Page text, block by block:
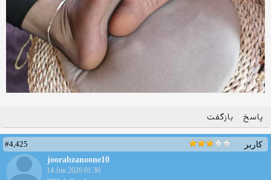
پاسخ بازگفت
کاربر
#4,425
joorabzanoone10
14 Jun 2026 01:30